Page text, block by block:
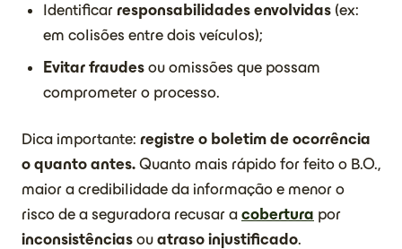
Identificar responsabilidades envolvidas (ex:
em colisões entre dois veículos);
Evitar fraudes ou omissões que possam
comprometer o processo.
Dica importante: registre o boletim de ocorrência
o quanto antes. Quanto mais rápido for feito o B.O.,
maior a credibilidade da informação e menor o
risco de a seguradora recusar a cobertura por
inconsistências ou atraso injustificado.